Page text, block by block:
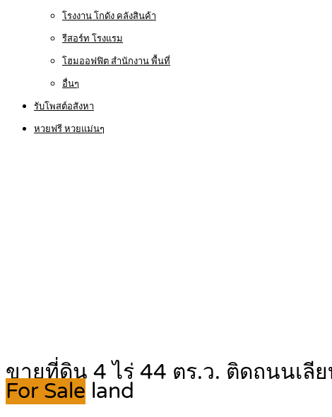
โรงงาน โกดัง คลังสินค้า
รีสอร์ท โรงแรม
โฮมออฟฟิต สำนักงาน พื้นที่
อื่นๆ
รับโพสต์อสังหา
หวยฟรี หวยแม่นๆ
ขายที่ดิน 4 ไร่ 44 ตร.ว. ติดถนนเลี
For Sale land